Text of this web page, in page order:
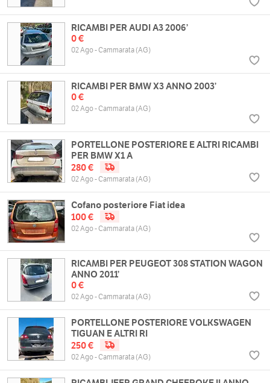
RICAMBI PER AUDI A3 2006’
0 €
02 Ago - Cammarata (AG)
RICAMBI PER BMW X3 ANNO 2003’
0 €
02 Ago - Cammarata (AG)
PORTELLONE POSTERIORE E ALTRI RICAMBI
PER BMW X1 A
280 €
02 Ago - Cammarata (AG)
Cofano posteriore Fiat idea
100 €
02 Ago - Cammarata (AG)
RICAMBI PER PEUGEOT 308 STATION WAGON
ANNO 2011’
0 €
02 Ago - Cammarata (AG)
PORTELLONE POSTERIORE VOLKSWAGEN
TIGUAN E ALTRI RI
250 €
02 Ago - Cammarata (AG)